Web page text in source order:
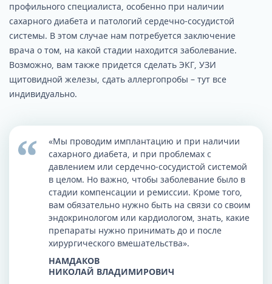
профильного специалиста, особенно при наличии
сахарного диабета и патологий сердечно-сосудистой
системы. В этом случае нам потребуется заключение
врача о том, на какой стадии находится заболевание.
Возможно, вам также придется сделать ЭКГ, УЗИ
щитовидной железы, сдать аллергопробы – тут все
индивидуально.
«Мы проводим имплантацию и при наличии
сахарного диабета, и при проблемах с
давлением или сердечно-сосудистой системой
в целом. Но важно, чтобы заболевание было в
стадии компенсации и ремиссии. Кроме того,
вам обязательно нужно быть на связи со своим
эндокринологом или кардиологом, знать, какие
препараты нужно принимать до и после
хирургического вмешательства».
НАМДАКОВ
НИКОЛАЙ ВЛАДИМИРОВИЧ